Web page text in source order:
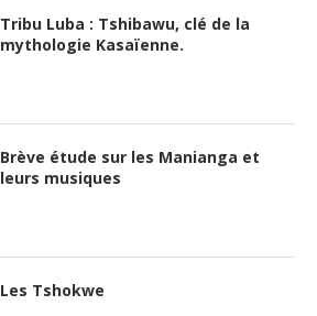
Tribu Luba : Tshibawu, clé de la
mythologie Kasaïenne.
Brève étude sur les Manianga et
leurs musiques
Les Tshokwe